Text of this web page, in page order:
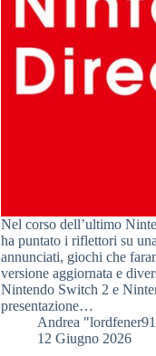
Nel corso dell’ultimo
ha puntato i riflettori su
annunciati, giochi che
versione aggiornata e
Nintendo Switch 2 e
presentazione…
Andrea
12 Giugno 2026